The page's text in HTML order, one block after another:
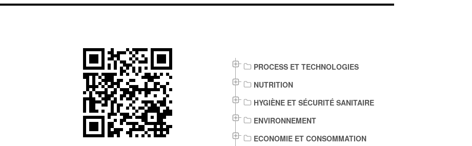
PROCESS ET TECHNOLOGIES
NUTRITION
HYGIÈNE ET SÉCURITÉ SANITAIRE
ENVIRONNEMENT
ECONOMIE ET CONSOMMATION